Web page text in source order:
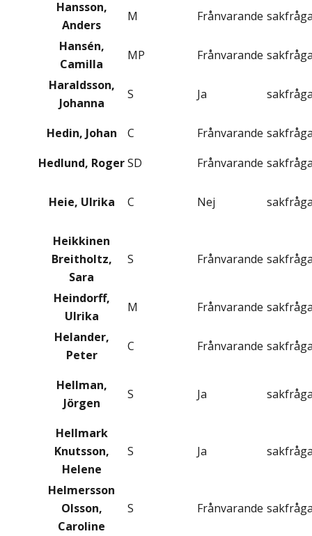
Hansson,
Anders
M Frånvarande
Hansén,
Camilla
MP Frånvarande
Haraldsson,
Johanna
S Ja
Hedin, Johan C Frånvarande
Hedlund, RogerSD Frånvarande
Heie, Ulrika C Nej
Heikkinen
Breitholtz,
Sara
S Frånvarande
Heindorff,
Ulrika
M Frånvarande
Helander,
Peter
C Frånvarande
Hellman,
Jörgen
S Ja
Hellmark
Knutsson,
Helene
S Ja
Helmersson
Olsson,
Caroline
S Frånvarande